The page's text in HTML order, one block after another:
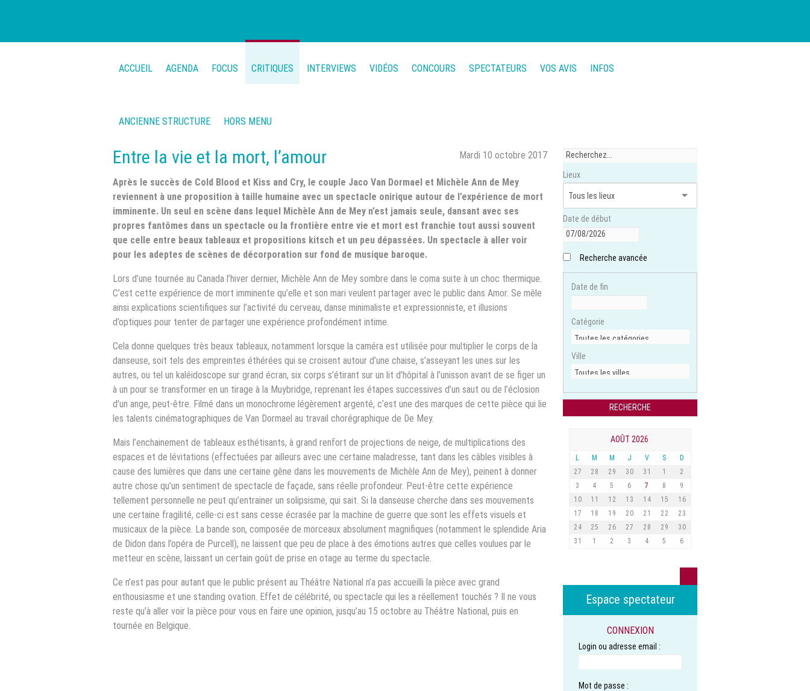
ACCUEIL AGENDA FOCUS CRITIQUES INTERVIEWS VIDÉOS CONCOURS SPECTATEURS VOS AVIS INFOS
ANCIENNE STRUCTURE HORS MENU
Mardi 10 octobre 2017
Entre la vie et la mort, l’amour
Après le succès de Cold Blood et Kiss and Cry, le couple Jaco Van Dormael et Michèle Ann de Mey
reviennent à une proposition à taille humaine avec un spectacle onirique autour de l’expérience de mort
imminente. Un seul en scène dans lequel Michèle Ann de Mey n’est jamais seule, dansant avec ses
propres fantômes dans un spectacle ou la frontière entre vie et mort est franchie tout aussi souvent
que celle entre beaux tableaux et propositions kitsch et un peu dépassées. Un spectacle à aller voir
pour les adeptes de scènes de décorporation sur fond de musique baroque.
Lors d’une tournée au Canada l’hiver dernier, Michèle Ann de Mey sombre dans le coma suite à un choc thermique.
C’est cette expérience de mort imminente qu’elle et son mari veulent partager avec le public dans Amor. Se mêle
ainsi explications scientifiques sur l’activité du cerveau, danse minimaliste et expressionniste, et illusions
d’optiques pour tenter de partager une expérience profondément intime.
Cela donne quelques très beaux tableaux, notamment lorsque la caméra est utilisée pour multiplier le corps de la
danseuse, soit tels des empreintes éthérées qui se croisent autour d’une chaise, s’asseyant les unes sur les
autres, ou tel un kaléidoscope sur grand écran, six corps s’étirant sur un lit d’hôpital à l’unisson avant de se figer un
à un pour se transformer en un tirage à la Muybridge, reprenant les étapes successives d’un saut ou de l’éclosion
d’un ange, peut-être. Filmé dans un monochrome légèrement argenté, c’est une des marques de cette pièce qui lie
les talents cinématographiques de Van Dormael au travail chorégraphique de De Mey.
Mais l’enchainement de tableaux esthétisants, à grand renfort de projections de neige, de multiplications des
espaces et de lévitations (effectuées par ailleurs avec une certaine maladresse, tant dans les câbles visibles à
cause des lumières que dans une certaine gêne dans les mouvements de Michèle Ann de Mey), peinent à donner
autre chose qu’un sentiment de spectacle de façade, sans réelle profondeur. Peut-être cette expérience
tellement personnelle ne peut qu’entrainer un solipsisme, qui sait. Si la danseuse cherche dans ses mouvements
une certaine fragilité, celle-ci est sans cesse écrasée par la machine de guerre que sont les effets visuels et
musicaux de la pièce. La bande son, composée de morceaux absolument magnifiques (notamment le splendide Aria
de Didon dans l’opéra de Purcell), ne laissent que peu de place à des émotions autres que celles voulues par le
metteur en scène, laissant un certain goût de prise en otage au terme du spectacle.
Ce n’est pas pour autant que le public présent au Théâtre National n’a pas accueilli la pièce avec grand
enthousiasme et une standing ovation. Effet de célébrité, ou spectacle qui les a réellement touchés ? Il ne vous
reste qu’à aller voir la pièce pour vous en faire une opinion, jusqu’au 15 octobre au Théâtre National, puis en
tournée en Belgique.
Lieux
Date de début
Recherche avancée
Date de fin
Catégorie
Ville
AOÛT 2026
L M M J V S
D
27
28 29 30 31 1
2
3
4 5 6 7 8
9
10
11 12 13 14 15
16
17
18 19 20 21 22
23
24
25 26 27 28 29
30
31
1 2 3 4 5 6
Espace spectateur
CONNEXION
Login ou adresse email :
Mot de passe :